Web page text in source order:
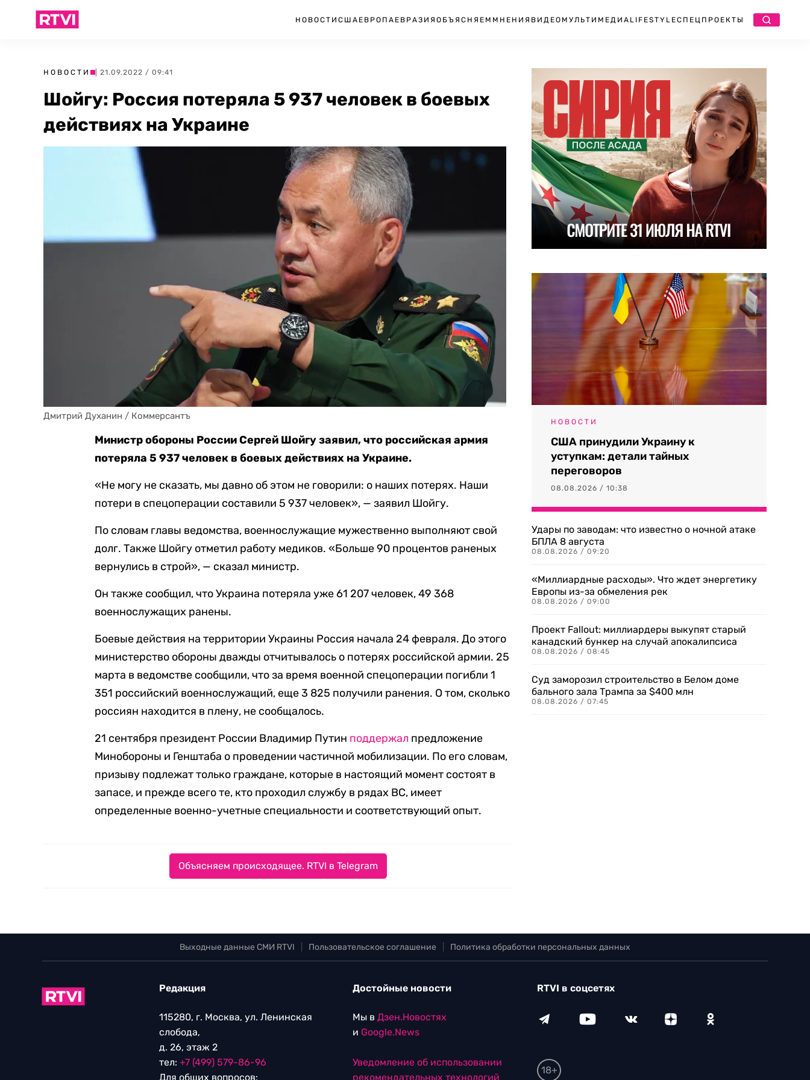
НОВОСТИ США ЕВРОПА ЕВРАЗИЯ ОБЪЯСНЯЕМ МНЕНИЯ ВИДЕО МУЛЬТИМЕДИА LIFESTYLEСПЕЦПРОЕКТЫ
НОВОСТИ | 21.09.2022 / 09:41
Шойгу: Россия потеряла 5 937 человек в боевых
действиях на Украине
Дмитрий Духанин / Коммерсантъ
Министр обороны России Сергей Шойгу заявил, что российская армия
потеряла 5 937 человек в боевых действиях на Украине.
«Не могу не сказать, мы давно об этом не говорили: о наших потерях. Наши
потери в спецоперации составили 5 937 человек», — заявил Шойгу.
По словам главы ведомства, военнослужащие мужественно выполняют свой
долг. Также Шойгу отметил работу медиков. «Больше 90 процентов раненых
вернулись в строй», — сказал министр.
Он также сообщил, что Украина потеряла уже 61 207 человек, 49 368
военнослужащих ранены.
Боевые действия на территории Украины Россия начала 24 февраля. До этого
министерство обороны дважды отчитывалось о потерях российской армии. 25
марта в ведомстве сообщили, что за время военной спецоперации погибли 1
351 российский военнослужащий, еще 3 825 получили ранения. О том, сколько
россиян находится в плену, не сообщалось.
21 сентября президент России Владимир Путин поддержал предложение
Минобороны и Генштаба о проведении частичной мобилизации. По его словам,
призыву подлежат только граждане, которые в настоящий момент состоят в
запасе, и прежде всего те, кто проходил службу в рядах ВС, имеет
определенные военно-учетные специальности и соответствующий опыт.
Объясняем происходящее. RTVI в Telegram
НОВОСТИ
США принудили Украину к
уступкам: детали тайных
переговоров
08.08.2026 / 10:38
Удары по заводам: что известно о ночной атаке
БПЛА 8 августа
08.08.2026 / 09:20
«Миллиардные расходы». Что ждет энергетику
Европы из-за обмеления рек
08.08.2026 / 09:00
Проект Fallout: миллиардеры выкупят старый
канадский бункер на случай апокалипсиса
08.08.2026 / 08:45
Суд заморозил строительство в Белом доме
бального зала Трампа за $400 млн
08.08.2026 / 07:45
Выходные данные СМИ RTVI Пользовательское соглашение Политика обработки персональных данных
Редакция
115280, г. Москва, ул. Ленинская
слобода,
д. 26, этаж 2
тел: +7 (499) 579-86-96
Для общих вопросов:
Достойные новости
Мы в Дзен.Новостях
и Google.News
Уведомление об использовании
рекомендательных технологий
RTVI в соцсетях
18+